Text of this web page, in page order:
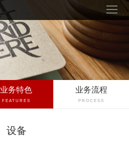
业务特色
FEATURES
业务流程
PROCESS
设备